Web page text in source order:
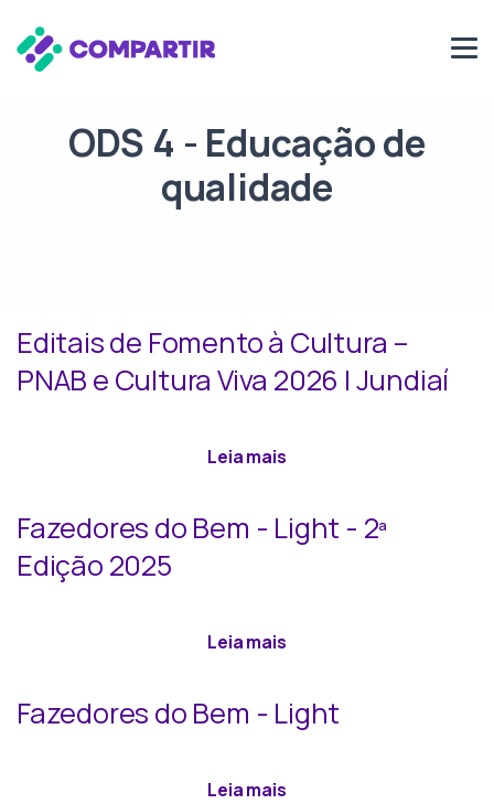
ODS 4 - Educação de
qualidade
Editais de Fomento à Cultura –
PNAB e Cultura Viva 2026 | Jundiaí
Leia maissobre Editais de
Fazedores do Bem - Light - 2ª
Edição 2025
Leia maissobre Fazedores do
Fazedores do Bem - Light
Leia maissobre Fazedores do